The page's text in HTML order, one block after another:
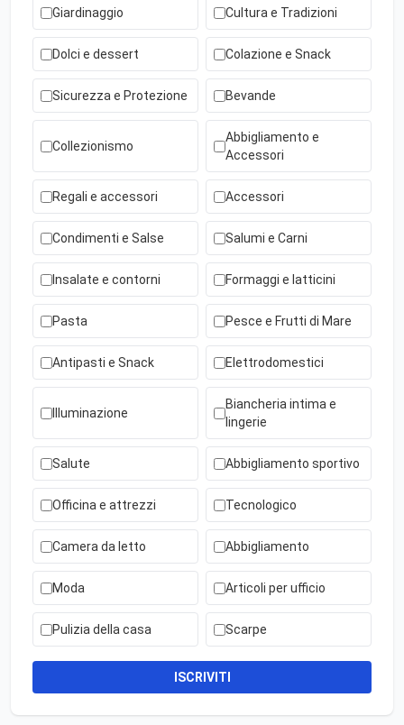
Giardinaggio Cultura e Tradizioni
Dolci e dessert Colazione e Snack
Sicurezza e Protezione Bevande
Collezionismo
Abbigliamento e
Accessori
Regali e accessori Accessori
Condimenti e Salse Salumi e Carni
Insalate e contorni Formaggi e latticini
Pasta Pesce e Frutti di Mare
Antipasti e Snack Elettrodomestici
Illuminazione
Biancheria intima e
lingerie
Salute Abbigliamento sportivo
Officina e attrezzi Tecnologico
Camera da letto Abbigliamento
Moda Articoli per ufficio
Pulizia della casa Scarpe
ISCRIVITI